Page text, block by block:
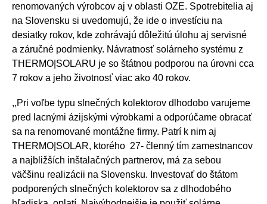
renomovaných výrobcov aj v oblasti OZE. Spotrebitelia aj
na Slovensku si uvedomujú, že ide o investíciu na
desiatky rokov, kde zohrávajú dôležitú úlohu aj servisné
a záručné podmienky. Návratnosť solárneho systému z
THERMO|SOLARU je so štátnou podporou na úrovni cca
7 rokov a jeho životnosť viac ako 40 rokov.
,,Pri voľbe typu slnečných kolektorov dlhodobo varujeme
pred lacnými ázijskými výrobkami a odporúčame obracať
sa na renomované montážne firmy. Patrí k nim aj
THERMO|SOLAR, ktorého 27- členný tím zamestnancov
a najbližších inštalačných partnerov, má za sebou
väčšinu realizácii na Slovensku. Investovať do štátom
podporených slnečných kolektorov sa z dlhodobého